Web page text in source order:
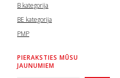
B kategorija
BE kategorija
PMP
PIERAKSTIES MŪSU
JAUNUMIEM